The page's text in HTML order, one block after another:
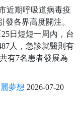
近期呼吸道病毒疫
各界高度關注。
日短短一周內，台
人，急診就醫則有
有7名患者發展為
夢想 2026-07-20